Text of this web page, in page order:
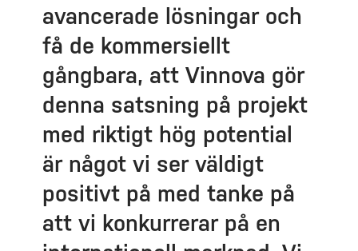
avancerade lösningar och
få de kommersiellt
gångbara, att Vinnova gör
denna satsning på projekt
med riktigt hög potential
är något vi ser väldigt
positivt på med tanke på
att vi konkurrerar på en